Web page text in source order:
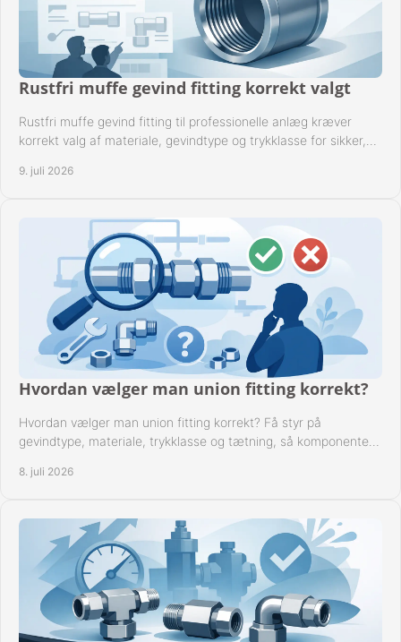
Rustfri muffe gevind fitting korrekt valgt
Rustfri muffe gevind fitting til professionelle anlæg kræver
korrekt valg af materiale, gevindtype og trykklasse for sikker,
9. juli 2026
Hvordan vælger man union fitting korrekt?
Hvordan vælger man union fitting korrekt? Få styr på
gevindtype, materiale, trykklasse og tætning, så komponenten
8. juli 2026